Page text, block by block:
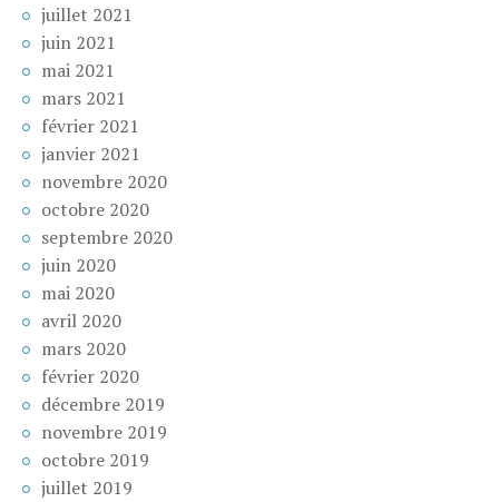
juillet 2021
juin 2021
mai 2021
mars 2021
février 2021
janvier 2021
novembre 2020
octobre 2020
septembre 2020
juin 2020
mai 2020
avril 2020
mars 2020
février 2020
décembre 2019
novembre 2019
octobre 2019
juillet 2019